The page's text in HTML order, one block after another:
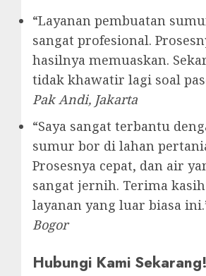
“Layanan pembuatan
sangat profesional.
hasilnya memuaskan.
tidak khawatir lagi soal
Pak Andi, Jakarta
“Saya sangat terbantu
sumur bor di lahan
Prosesnya cepat, dan air
sangat jernih. Terima
layanan yang luar biasa
Bogor
Hubungi Kami Sekarang!